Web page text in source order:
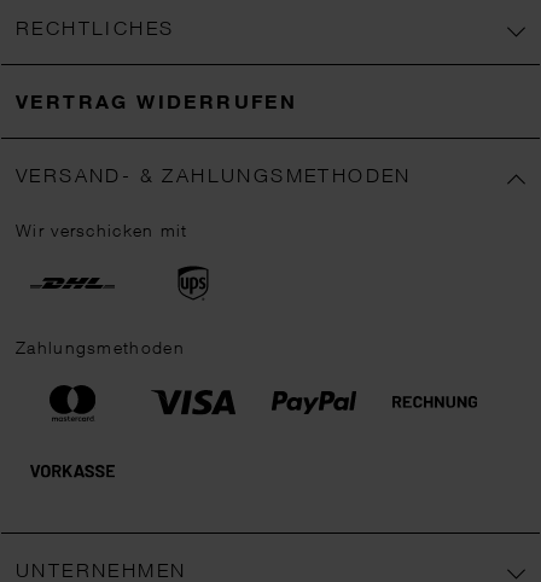
RECHTLICHES
VERTRAG WIDERRUFEN
VERSAND- & ZAHLUNGSMETHODEN
Wir verschicken mit
Zahlungsmethoden
UNTERNEHMEN